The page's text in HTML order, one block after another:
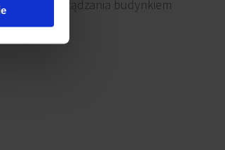
System zarządzania budynkiem